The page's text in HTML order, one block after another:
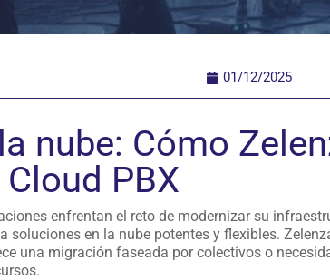
01/12/2025
nube: Cómo
PBX
enfrentan el reto de modernizar su
soluciones en la nube potentes y flexibles.
una migración faseada por colectivos o